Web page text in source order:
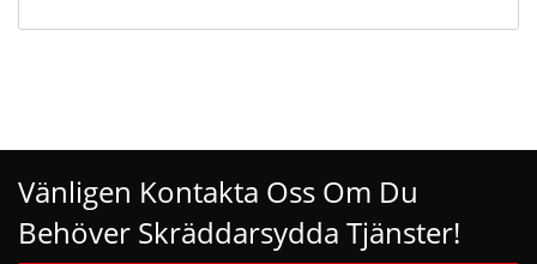
Vänligen Kontakta Oss Om Du
Behöver Skräddarsydda Tjänster!